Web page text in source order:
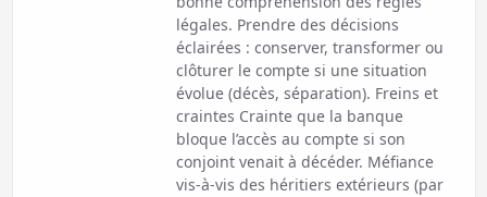
légales. Prendre des décisions
éclairées : conserver, transformer ou
clôturer le compte si une situation
évolue (décès, séparation). Freins et
craintes Crainte que la banque
bloque l’accès au compte si son
conjoint venait à décéder. Méfiance
vis-à-vis des héritiers extérieurs (par